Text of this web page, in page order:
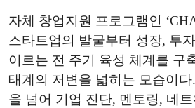
자체 창업지원 프로그램인
스타트업의 발굴부터 성장, 투
이르는 전 주기 육성 체계를 구
태계의 저변을 넓히는 모습이
을 넘어 기업 진단, 멘토링, 네